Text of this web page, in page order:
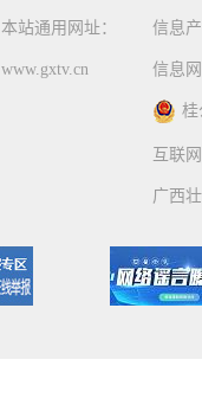
本站通用网址：
www.gxtv.cn
信息
信息
桂
互联
广西